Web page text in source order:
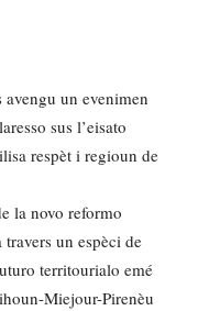
un evenimen
sus l’eisato
respèt i regioun de
la novo reformo
un espèci de
territourialo emé
Miejour-Pirenèu